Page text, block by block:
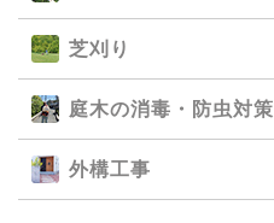
芝刈り
庭⽊の消毒・防⾍対策
外構⼯事